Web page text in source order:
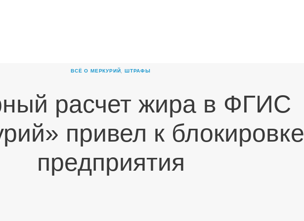
ВСЁ О МЕРКУРИЙ ШТРАФЫ
расчет жира в ФГИС
привел к блокировке
предприятия
НОВОСТИ
КАРЬЕРА
ПАРТНЕРЫ
КОНТАКТЫ